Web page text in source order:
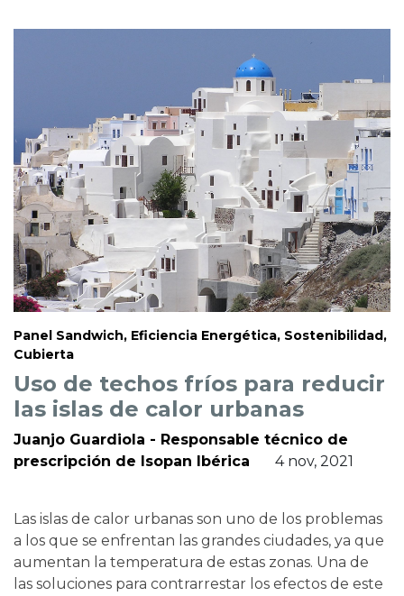
Panel Sandwich, Eficiencia Energética, Sostenibilidad,
Cubierta
Uso de techos fríos para reducir
las islas de calor urbanas
Juanjo Guardiola - Responsable técnico de
prescripción de Isopan Ibérica
4 nov, 2021
Las islas de calor urbanas son uno de los problemas
a los que se enfrentan las grandes ciudades, ya que
aumentan la temperatura de estas zonas. Una de
las soluciones para contrarrestar los efectos de este